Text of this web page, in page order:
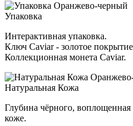
Упаковка
Интерактивная упаковка.
Ключ Caviar - золотое
Коллекционная монета Caviar.
Натуральная Кожа
Глубина чёрного,
коже.